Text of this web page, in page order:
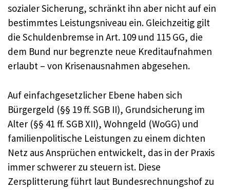
sozialer Sicherung, schränkt ihn aber nicht auf ein
bestimmtes Leistungsniveau ein. Gleichzeitig gilt
die Schuldenbremse in Art. 109 und 115 GG, die
dem Bund nur begrenzte neue Kreditaufnahmen
erlaubt – von Krisenausnahmen abgesehen.
Auf einfachgesetzlicher Ebene haben sich
Bürgergeld (§§ 19 ff. SGB II), Grundsicherung im
Alter (§§ 41 ff. SGB XII), Wohngeld (WoGG) und
familienpolitische Leistungen zu einem dichten
Netz aus Ansprüchen entwickelt, das in der Praxis
immer schwerer zu steuern ist. Diese
Zersplitterung führt laut Bundesrechnungshof zu